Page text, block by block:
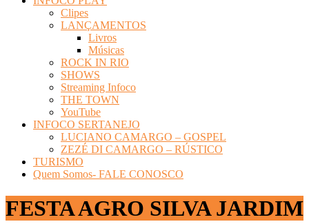
Clipes
LANÇAMENTOS
Livros
Músicas
ROCK IN RIO
SHOWS
Streaming Infoco
THE TOWN
YouTube
INFOCO SERTANEJO
LUCIANO CAMARGO – GOSPEL
ZEZÉ DI CAMARGO – RÚSTICO
TURISMO
Quem Somos- FALE CONOSCO
FESTA AGRO SILVA JARDIM